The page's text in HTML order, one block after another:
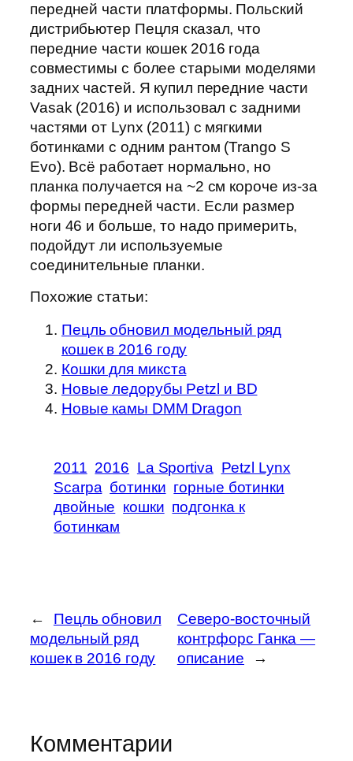
передней части платформы. Польский
дистрибьютер Пецля сказал, что
передние части кошек 2016 года
совместимы с более старыми моделями
задних частей. Я купил передние части
Vasak (2016) и использовал с задними
частями от Lynx (2011) с мягкими
ботинками с одним рантом (Trango S
Evo). Всё работает нормально, но
планка получается на ~2 см короче из-за
формы передней части. Если размер
ноги 46 и больше, то надо примерить,
подойдут ли используемые
соединительные планки.
Похожие статьи:
Пецль обновил модельный ряд
кошек в 2016 году
Кошки для микста
Новые ледорубы Petzl и BD
Новые камы DMM Dragon
2011 2016 La Sportiva Petzl Lynx
Scarpa ботинки горные ботинки
двойные кошки подгонка к
ботинкам
←
Пецль обновил
модельный ряд
кошек в 2016 году
Северо-восточный
контрфорс Ганка —
описание
→
Комментарии